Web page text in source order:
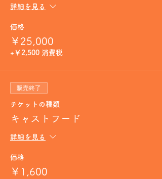
詳細を見る
価格
￥25,000
+￥2,500 消費税
販売終了
チケットの種類
キャストフード
詳細を見る
価格
￥1,600